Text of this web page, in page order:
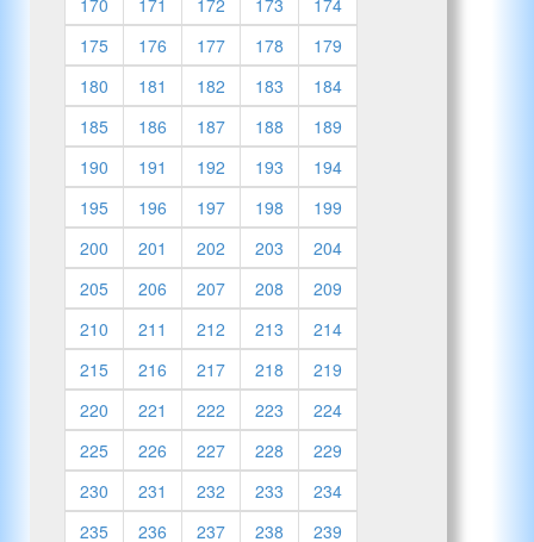
175
176 177 178
179
180
181 182 183
184
185
186 187 188
189
190
191 192 193
194
195
196 197 198
199
200
201 202 203
204
205
206 207 208
209
210
211 212 213
214
215
216 217 218
219
220
221 222 223
224
225
226 227 228
229
230
231 232 233
234
235
236 237 238
239